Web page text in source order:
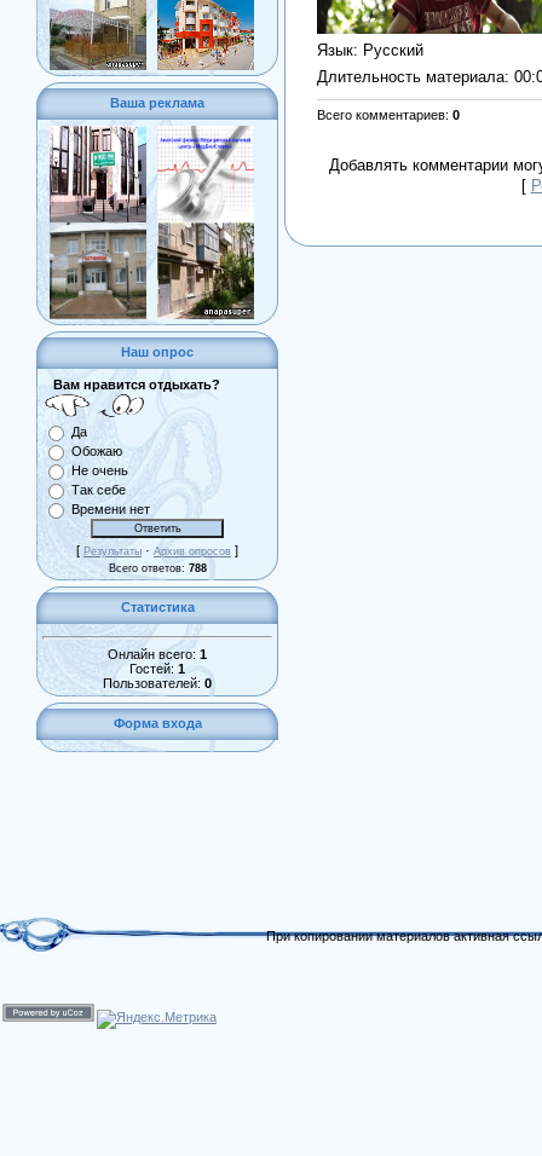
Ваша реклама
Наш опрос
Вам нравится отдыхать?
Да
Обожаю
Не очень
Так себе
Времени нет
[ Результаты · Архив опросов ]
Всего ответов: 788
Статистика
Онлайн всего: 1
Гостей: 1
Пользователей: 0
Форма входа
Язык: Русский
Длительность материала:
Всего комментариев: 0
Добавлять комментарии
[
При копировании материалов активная